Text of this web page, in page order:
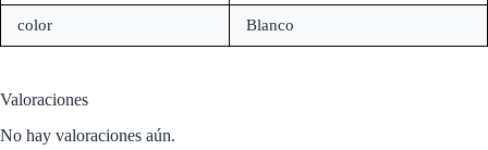
color Blanco
Valoraciones
No hay valoraciones aún.